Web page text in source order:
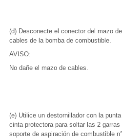
(d) Desconecte el conector del mazo de
cables de la bomba de combustible.
AVISO:
No dañe el mazo de cables.
(e) Utilice un destornillador con la
cinta protectora para soltar las 2 garras
soporte de aspiración de combustible